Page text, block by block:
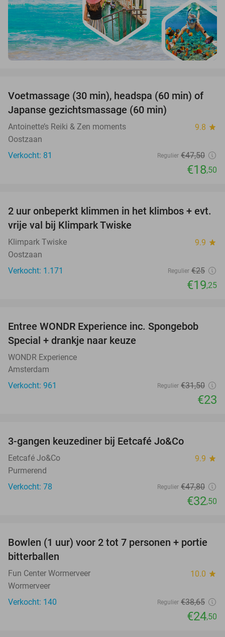
61%
Voetmassage (30 min), headspa (60 min) of
Japanse gezichtsmassage (60 min)
Antoinette’s Reiki & Zen moments 9.8 star
Oostzaan
Verkocht: 81
Regulier €47,50
€18,50
23%
2 uur onbeperkt klimmen in het klimbos + evt.
vrije val bij Klimpark Twiske
Klimpark Twiske 9.9 star
Oostzaan
Verkocht: 1.171
Regulier €25
€19,25
27%
Entree WONDR Experience inc. Spongebob
Special + drankje naar keuze
WONDR Experience
Amsterdam
Verkocht: 961
Regulier €31,50
€23
3-gangen keuzediner bij Eetcafé Jo&Co
Eetcafé Jo&Co 9.9 star
Purmerend
Verkocht: 78
Regulier €47,80
€32,50
37%
Bowlen (1 uur) voor 2 tot 7 personen + portie
bitterballen
Fun Center Wormerveer 10.0 star
Wormerveer
Verkocht: 140
Regulier €38,65
€24,50